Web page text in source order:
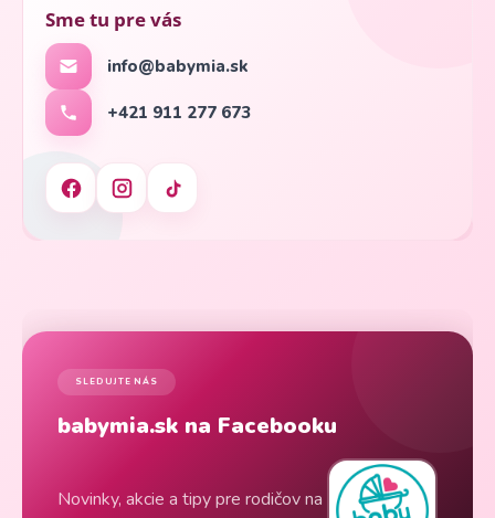
Sme tu pre vás
info@babymia.sk
+421 911 277 673
SLEDUJTE NÁS
babymia.sk na Facebooku
Novinky, akcie a tipy pre rodičov na